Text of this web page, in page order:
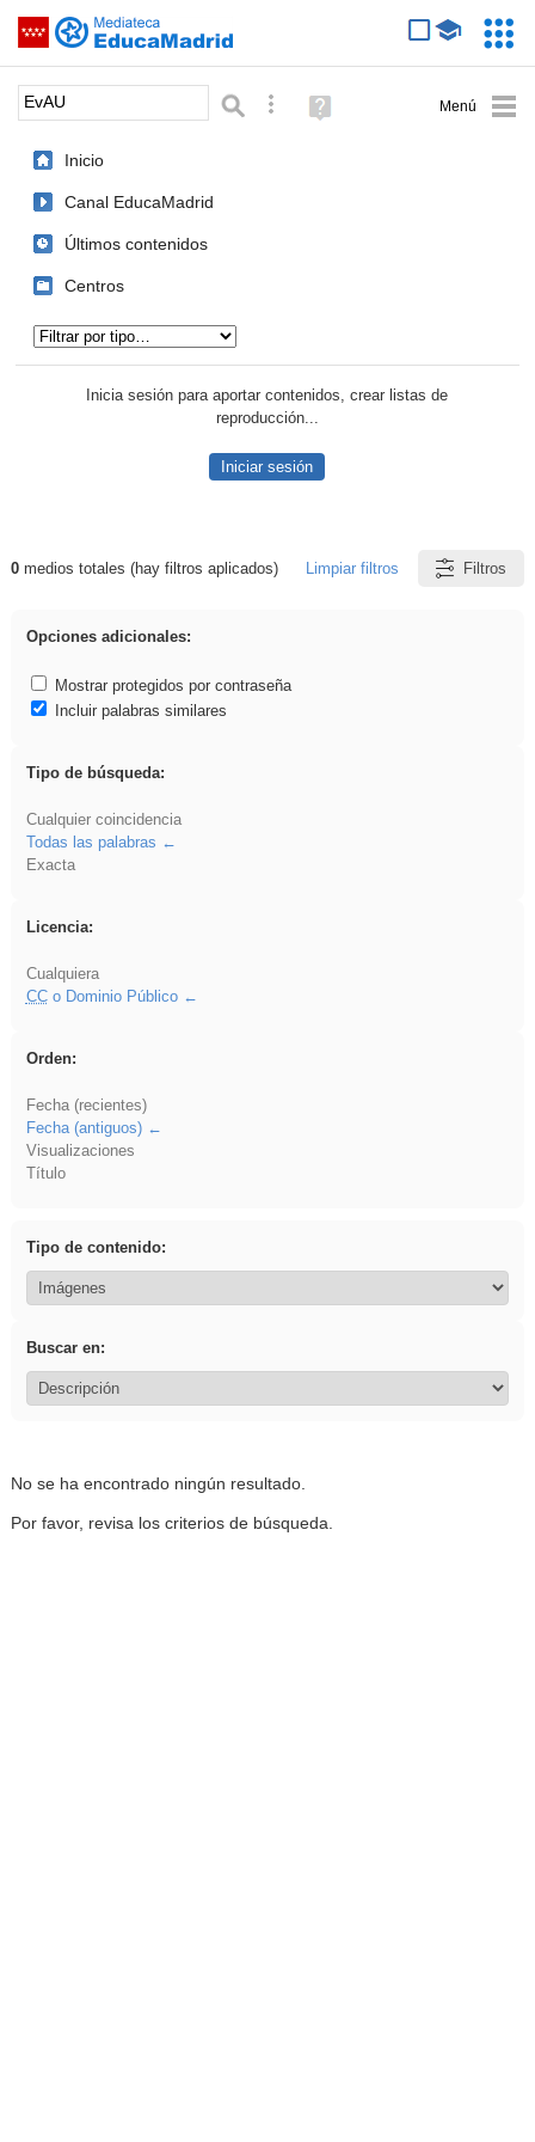
Saltar navegación
Palabra o frase: Búsqueda avanzada
Ayuda
(en
Inicio
Canal EducaMadrid
Últimos contenidos
Centros
Inicia sesión para aportar contenidos, crear listas de
reproducción...
Iniciar sesión
Resultados de: EvAU
0medios totales (hay filtros aplicados) Limpiar filtros Filtros
Opciones adicionales:
Mostrar protegidos por contraseña
Incluir palabras similares
Tipo de búsqueda:
Cualquier coincidencia
Todas las palabras
Exacta
Licencia:
Cualquiera
CCo Dominio Público
Orden:
Fecha (recientes)
Fecha (antiguos)
Visualizaciones
Título
Tipo de contenido:
Buscar en:
No se ha encontrado ningún resultado.
Por favor, revisa los criterios de búsqueda.